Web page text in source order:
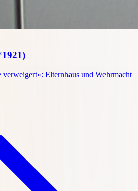
Elternhaus und Wehrmacht